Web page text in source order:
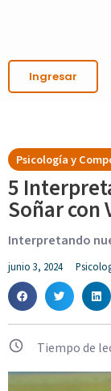
Ingresar
Psicología y
5
Soñar con
Interpretando
junio 3, 2024
Tiempo de